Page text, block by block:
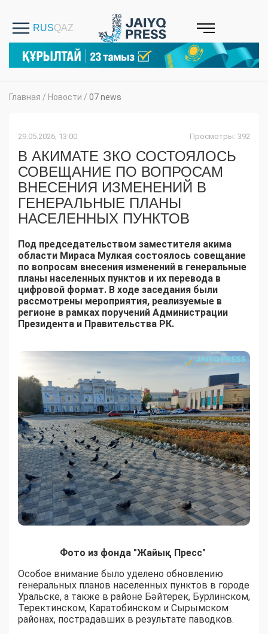
Главная / Новости / 07 news
29.05.2026, 13:00 Просмотры: 392
В АКИМАТЕ ЗКО СОСТОЯЛОСЬ
СОВЕЩАНИЕ ПО ВОПРОСАМ
ВНЕСЕНИЯ ИЗМЕНЕНИЙ В
ГЕНЕРАЛЬНЫЕ ПЛАНЫ
НАСЕЛЕННЫХ ПУНКТОВ
Под председательством заместителя акима
области Мираса Мулкая состоялось совещание
по вопросам внесения изменений в генеральные
планы населенных пунктов и их перевода в
цифровой формат. В ходе заседания были
рассмотрены мероприятия, реализуемые в
регионе в рамках поручений Администрации
Президента и Правительства РК.
Фото из фонда "Жайық Пресс"
Особое внимание было уделено обновлению
генеральных планов населенных пунктов в городе
Уральске, а также в районе Бәйтерек, Бурлинском,
Теректинском, Каратобинском и Сырымском
районах, пострадавших в результате паводков.